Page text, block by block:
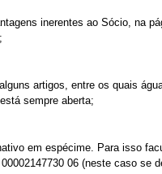
inerentes ao Sócio, na
artigos, entre os quais
sempre aberta;
em espécime. Para isso
06 (neste caso se